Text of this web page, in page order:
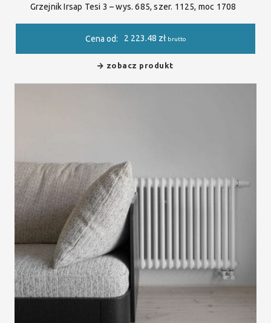
Grzejnik Irsap Tesi 3 – wys. 685, szer. 1125, moc 1708
Cena od: 2 223.48 zł brutto
zobacz produkt